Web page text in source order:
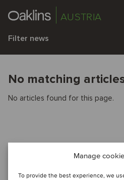
Manage
To provide the best experience, we
AUSTRIA
Filter news
No matching
No articles found for this page.